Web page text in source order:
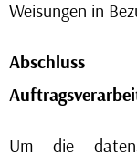
Weisungen in
Um die